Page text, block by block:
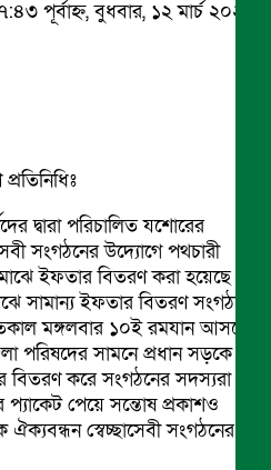
পূর্বাহ্ন, বুধবার, ১২ মার্চ ২০২৫
দ্বারা পরিচালিত যশোরের
সংগঠনের উদ্যোগে পথচারী
ইফতার বিতরণ করা হয়েছে।
সামান্য ইফতার বিতরণ সংগঠনের
মঙ্গলবার ১০ই রমযান আসরের
পরিষদের সামনে প্রধান সড়কে
করে সংগঠনের সদস্যরা।
পেয়ে সন্তোষ প্রকাশও
ঐক্যবন্ধন স্বেচ্ছাসেবী সংগঠনের